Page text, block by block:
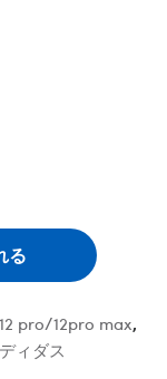
る
pro/12pro max,
ィダス